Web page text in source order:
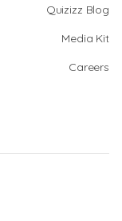
Quizizz Blog
Media Kit
Careers